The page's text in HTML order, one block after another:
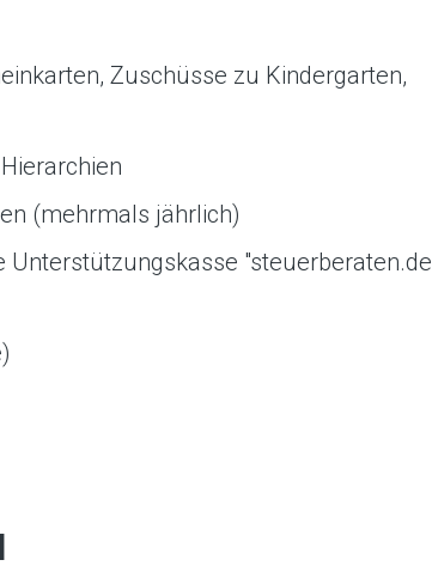
Zuschüsse zu Kindergarten,
(mehrmals jährlich)
"steuerberaten.de